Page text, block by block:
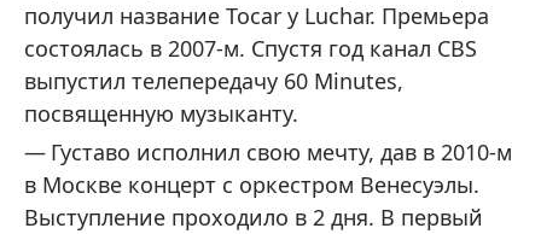
получил название Tocar y Luchar. Премьера
состоялась в 2007-м. Спустя год канал CBS
выпустил телепередачу 60 Minutes,
посвященную музыканту.
Густаво исполнил свою мечту, дав в 2010-м
в Москве концерт с оркестром Венесуэлы.
Выступление проходило в 2 дня. В первый